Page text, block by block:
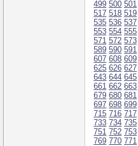
499 500 501
517 518 519
535 536 537
553 554 555
571 572 573
589 590 591
607 608 609
625 626 627
643 644 645
661 662 663
679 680 681
697 698 699
715 716 717
733 734 735
751 752 753
769 770 771